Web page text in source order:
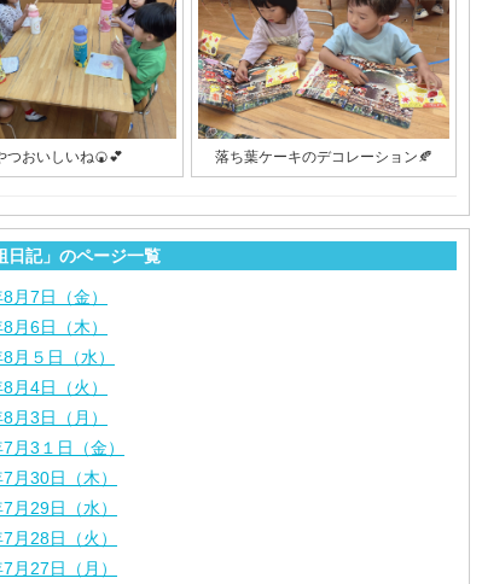
つおいしいね🍘💕 落ち葉ケーキのデコレーション🍂
日記」のページ一覧
月7日（金）
月6日（木）
月５日（水）
月4日（火）
月3日（月）
月3１日（金）
月30日（木）
月29日（水）
月28日（火）
月27日（月）